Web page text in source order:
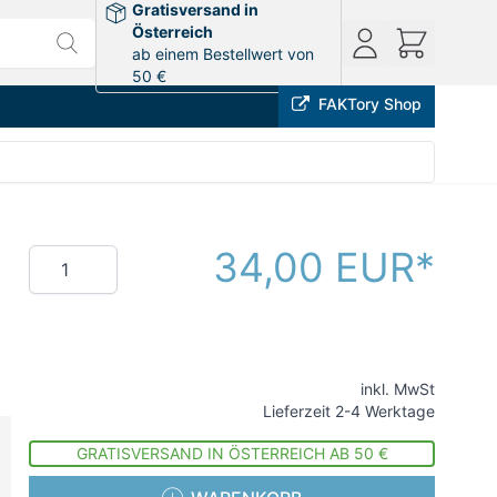
Gratisversand in
Österreich
ab einem Bestellwert von
50 €
FAKTory Shop
Menge 34,00 EUR
inkl. MwSt
Lieferzeit 2-4 Werktage
GRATISVERSAND IN ÖSTERREICH AB 50 €